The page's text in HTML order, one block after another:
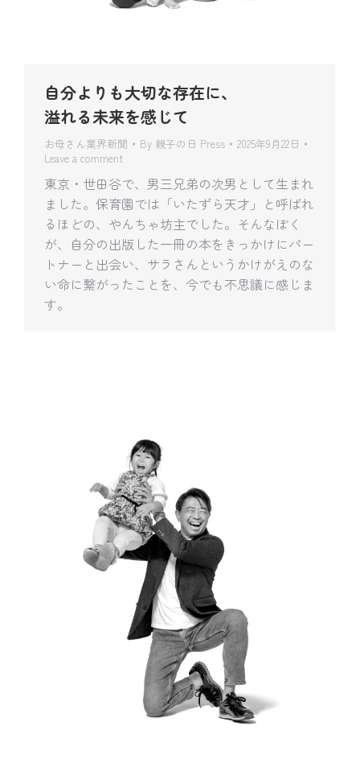
自分よりも大切な存在に、
溢れる未来を感じて
お母さん業界新聞 By 親子の日 Press
2025年9月22日
Leave a comment
東京・世田谷で、男三兄弟の次男として生まれ
ました。保育園では「いたずら天才」と呼ばれ
るほどの、やんちゃ坊主でした。そんなぼく
が、自分の出版した一冊の本をきっかけにパー
トナーと出会い、サラさんというかけがえのな
い命に繋がったことを、今でも不思議に感じま
す。